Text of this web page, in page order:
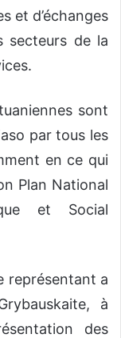
et d’échanges
secteurs de la
sont
par tous les
en ce qui
Plan National
et Social
représentant a
à
des